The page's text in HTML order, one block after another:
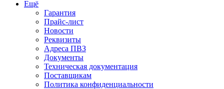
Ещё
Гарантия
Прайс-лист
Новости
Реквизиты
Адреса ПВЗ
Документы
Техническая документация
Поставщикам
Политика конфиденциальности